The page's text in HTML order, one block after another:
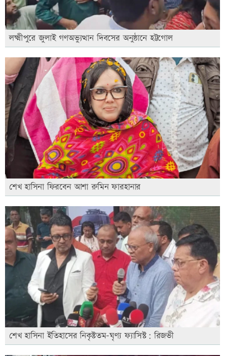
লক্ষ্মীপুরে জুলাই গণঅভ্যুত্থান দিবসের অনুষ্ঠানে হট্টগোল
শেখ হাসিনা ফিরবেন আশা রুমিন ফারহানার
শেখ হাসিনা ইতিহাসের নিকৃষ্টতম-ঘৃণ্য ফ্যাসিস্ট: রিজভী